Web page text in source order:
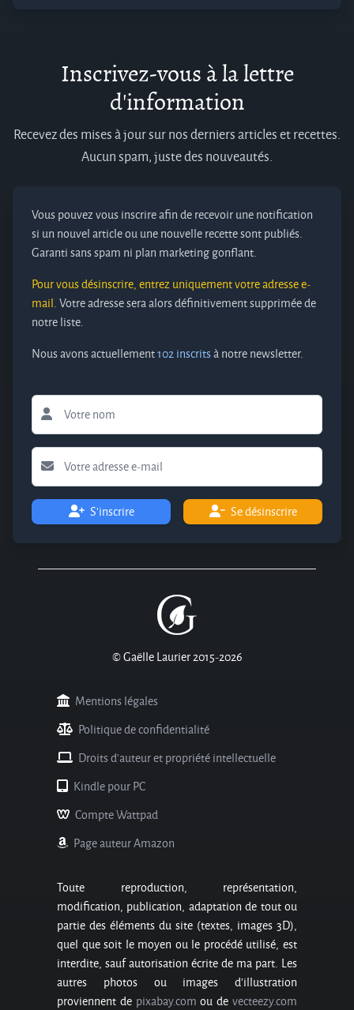
Inscrivez-vous à la lettre
d'information
Recevez des mises à jour sur nos derniers articles et recettes.
Aucun spam, juste des nouveautés.
Vous pouvez vous inscrire afin de recevoir une notification
si un nouvel article ou une nouvelle recette sont publiés.
Garanti sans spam ni plan marketing gonflant.
Pour vous désinscrire, entrez uniquement votre adresse e-
mail.Votre adresse sera alors définitivement supprimée de
notre liste.
Nous avons actuellement102 inscritsà notre newsletter.
S'inscrire Se désinscrire
© Gaëlle Laurier 2015-2026
Mentions légales
Politique de confidentialité
Droits d'auteur et propriété intellectuelle
Kindle pour PC
Compte Wattpad
Page auteur Amazon
Toute reproduction, représentation,
modification, publication, adaptation de tout ou
partie des éléments du site (textes, images 3D),
quel que soit le moyen ou le procédé utilisé, est
interdite, sauf autorisation écrite de ma part. Les
autres photos ou images d’illustration
proviennent de pixabay.com ou devecteezy.com